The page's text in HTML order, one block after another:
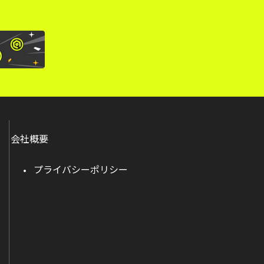
会社概要
プライバシーポリシー